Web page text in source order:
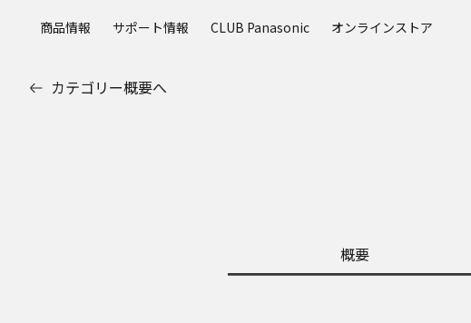
商品情報 サポート情報 CLUB Panasonic オンラインストア
カテゴリー概要へ
概要